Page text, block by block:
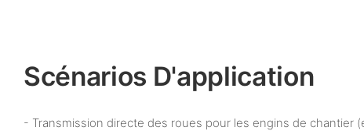
Scénarios D'application
- Transmission directe des roues pour les engins de chantier